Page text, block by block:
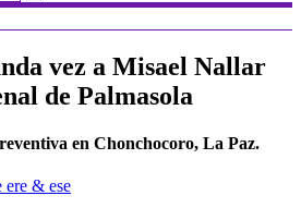
vez a Misael Nallar
de Palmasola
en Chonchocoro, La Paz.
ere & ese